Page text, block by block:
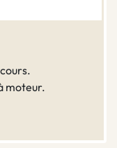
moteur.